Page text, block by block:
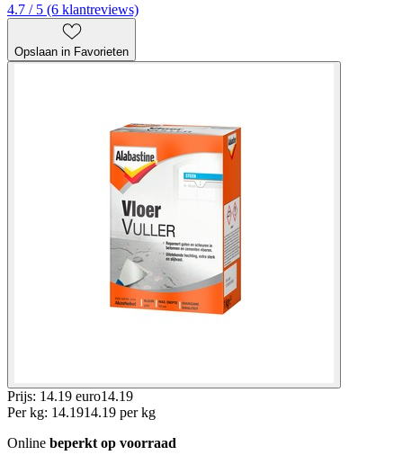
4.7 / 5 (6 klantreviews)
Opslaan in Favorieten
Prijs: 14.19 euro14.19
Per kg: 14.1914.19 per kg
Online beperkt op voorraad